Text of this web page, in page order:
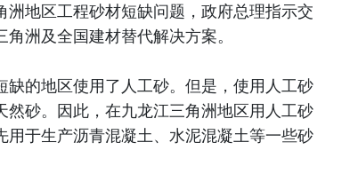
地区工程砂材短缺问题，政府总理指示交
洲及全国建材替代解决方案。
的地区使用了人工砂。但是，使用人工砂
砂。因此，在九龙江三角洲地区用人工砂
于生产沥青混凝土、水泥混凝土等一些砂